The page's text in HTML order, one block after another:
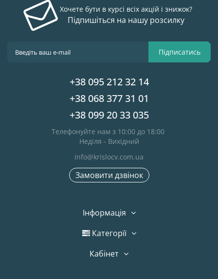
Хочете бути в курсі всіх акцій і знижок?
Підпишіться на нашу розсилку
Підписатись
+38 095 212 32 14
+38 068 377 31 01
+38 099 20 33 035
Телефонуйте нам з 10:00 до 18:00
Неділя - Вихідний
info@krislocv.com.ua
Замовити дзвінок
Інформація
Категорїї
Кабінет